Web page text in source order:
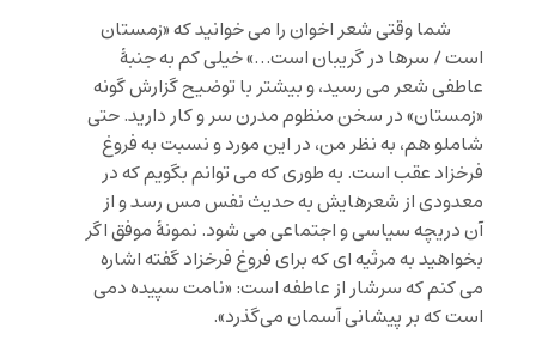
شما وقتی شعر اخوان را می خوانید که «زمستان
است / سرها در گریبان است…» خیلی کم به جنبۀ
عاطفی شعر می رسید، و بیشتر با توضیح گزارش گونه
«زمستان» در سخن منظوم مدرن سر و کار دارید. حتی
شاملو هم، به نظر من، در این مورد و نسبت به فروغ
فرخزاد عقب است. به طوری که می توانم بگویم که در
معدودی از شعرهایش به حدیث نفس مس رسد و از
آن دریچه سیاسی و اجتماعی می شود. نمونۀ موفق اگر
بخواهید به مرثیه ای که برای فروغ فرخزاد گفته اشاره
می کنم که سرشار از عاطفه است: «نامت سپیده دمی
است که بر پیشانی آسمان می‌گذرد».